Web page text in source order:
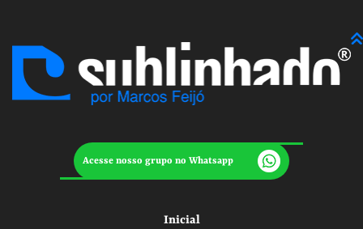
Acesse nosso grupo no Whatsapp
Inicial